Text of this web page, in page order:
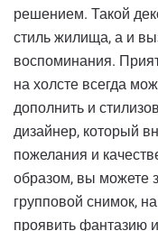
решением. Такой
стиль жилища, а и
воспоминания.
на холсте всегда
дополнить и
дизайнер, который
пожелания и
образом, вы можете
групповой снимок,
проявить фантазию